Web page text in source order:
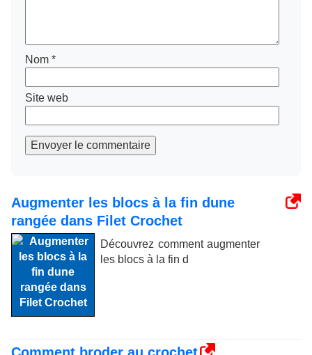
Nom *
Site web
Envoyer le commentaire
Augmenter les blocs à la fin dune
rangée dans Filet Crochet
Découvrez comment augmenter
les blocs à la fin d